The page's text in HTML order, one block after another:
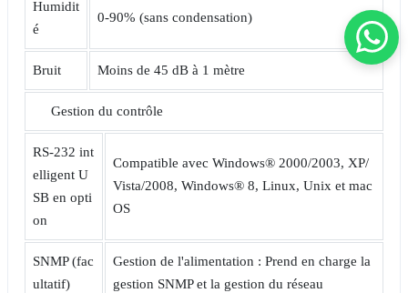
Humidit
é
0-90% (sans condensation)
Bruit Moins de 45 dB à 1 mètre
Gestion du contrôle
RS-232 int
elligent U
SB en opti
on
Compatible avec Windows® 2000/2003, XP/
Vista/2008, Windows® 8, Linux, Unix et mac
OS
SNMP (fac
ultatif)
Gestion de l'alimentation : Prend en charge la
gestion SNMP et la gestion du réseau